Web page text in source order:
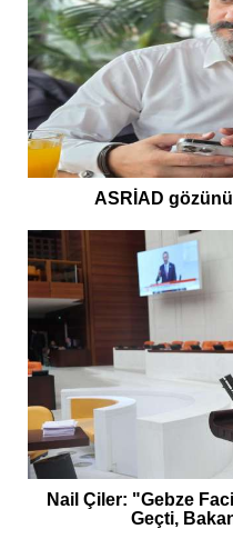
ASRİAD
Nail Çiler: "Gebze
Geçti,